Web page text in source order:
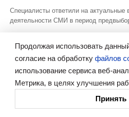
Специалисты ответили на
деятельности СМИ в период
Продолжая использовать
согласие на обработку файлов
использование сервиса веб-
Метрика, в целях улучшения
Принять